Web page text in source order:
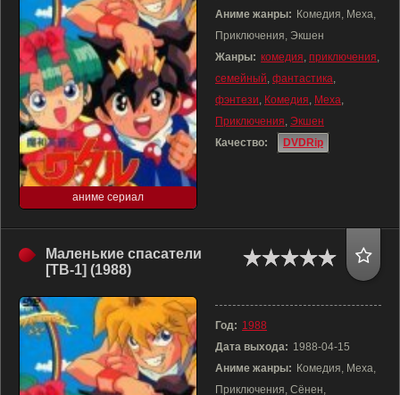
аниме сериал
Аниме жанры: Комедия, Меха,
Приключения, Экшен
Жанры: комедия, приключения,
семейный, фантастика,
фэнтези, Комедия, Меха,
Приключения, Экшен
Качество:
DVDRip
Маленькие спасатели
[ТВ-1] (1988)
Год: 1988
Дата выхода: 1988-04-15
Аниме жанры: Комедия, Меха,
Приключения, Сёнен,